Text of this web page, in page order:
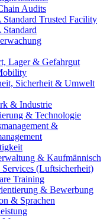
Audits
Trusted Facility
Lager & Gefahrgut
Sicherheit & Umwelt
& Industrie
& Technologie
&
& Kaufmännisch
(Luftsicherheit)
Training
& Bewerbung
& Sprachen